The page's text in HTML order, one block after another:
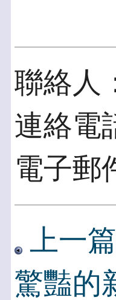
聯絡人
連絡電
電子郵
上一
驚豔的